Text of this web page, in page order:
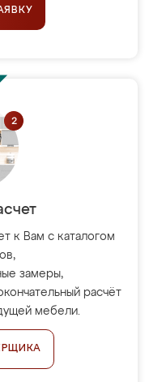
к Вам с каталогом
замеры,
расчёт
мебели.